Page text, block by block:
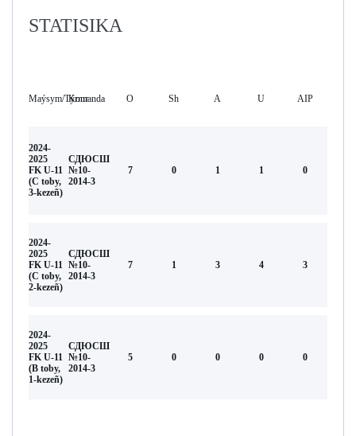
STATISIKA
Maýsym/TýrnırKomanda O Sh А U AIP
2024-
2025
FK U-11
(С toby,
3-kezeñ)
СДЮСШ
№10-
2014-3
7 0 1 1 0
2024-
2025
FK U-11
(С toby,
2-kezeñ)
СДЮСШ
№10-
2014-3
7 1 3 4 3
2024-
2025
FK U-11
(В toby,
1-kezeñ)
СДЮСШ
№10-
2014-3
5 0 0 0 0